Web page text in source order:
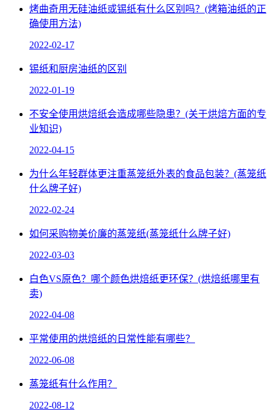
烤曲奇用无硅油纸或锡纸有什么区别吗？(烤箱油纸的正
确使用方法)
2022-02-17
锡纸和厨房油纸的区别
2022-01-19
不安全使用烘焙纸会造成哪些隐患？(关于烘焙方面的专
业知识)
2022-04-15
为什么年轻群体更注重蒸笼纸外表的食品包装？(蒸笼纸
什么牌子好)
2022-02-24
如何采购物美价廉的蒸笼纸(蒸笼纸什么牌子好)
2022-03-03
白色VS原色？哪个颜色烘焙纸更环保？(烘焙纸哪里有
卖)
2022-04-08
平常使用的烘焙纸的日常性能有哪些？
2022-06-08
蒸笼纸有什么作用？
2022-08-12